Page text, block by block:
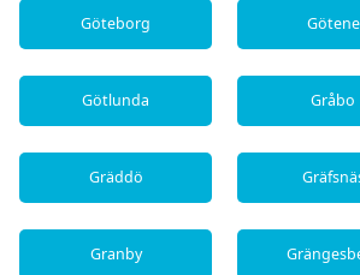
Göteborg Götene
Götlunda Gråbo
Gräddö
Granby